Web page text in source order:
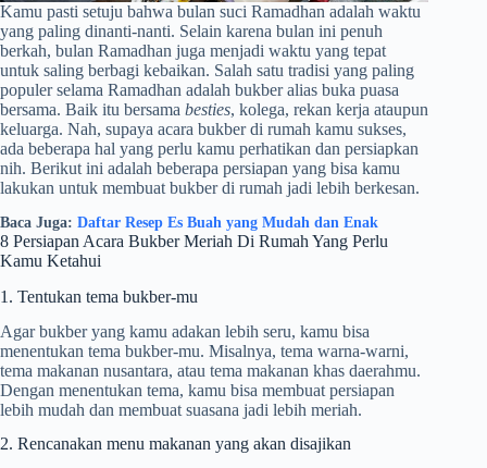
Kamu pasti setuju bahwa bulan suci Ramadhan adalah waktu
yang paling dinanti-nanti. Selain karena bulan ini penuh
berkah, bulan Ramadhan juga menjadi waktu yang tepat
untuk saling berbagi kebaikan. Salah satu tradisi yang paling
populer selama Ramadhan adalah bukber alias buka puasa
bersama. Baik itu bersama besties, kolega, rekan kerja ataupun
keluarga. Nah, supaya acara bukber di rumah kamu sukses,
ada beberapa hal yang perlu kamu perhatikan dan persiapkan
nih. Berikut ini adalah beberapa persiapan yang bisa kamu
lakukan untuk membuat bukber di rumah jadi lebih berkesan.
Baca Juga: Daftar Resep Es Buah yang Mudah dan Enak
8 Persiapan Acara Bukber Meriah Di Rumah Yang Perlu
Kamu Ketahui
1. Tentukan tema bukber-mu
Agar bukber yang kamu adakan lebih seru, kamu bisa
menentukan tema bukber-mu. Misalnya, tema warna-warni,
tema makanan nusantara, atau tema makanan khas daerahmu.
Dengan menentukan tema, kamu bisa membuat persiapan
lebih mudah dan membuat suasana jadi lebih meriah.
2. Rencanakan menu makanan yang akan disajikan